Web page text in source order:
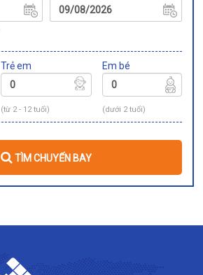
Trẻ em
(từ 2 - 12 tuổi)
Em bé
(dưới 2 tuổi)
TÌM CHUYẾN BAY